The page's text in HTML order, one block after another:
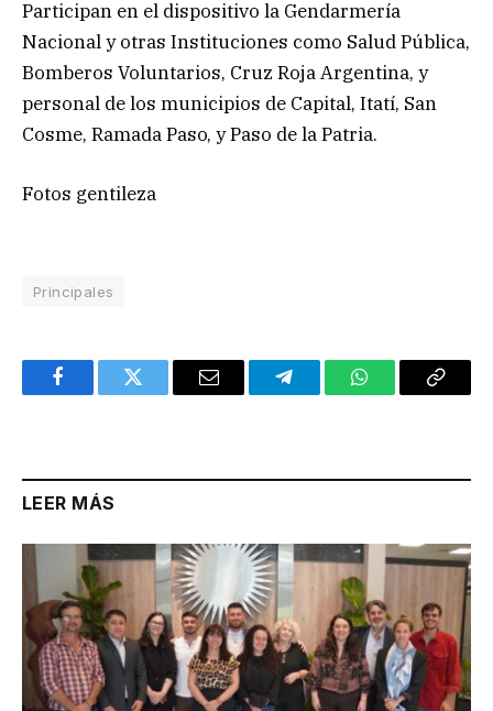
Participan en el dispositivo la Gendarmería
Nacional y otras Instituciones como Salud Pública,
Bomberos Voluntarios, Cruz Roja Argentina, y
personal de los municipios de Capital, Itatí, San
Cosme, Ramada Paso, y Paso de la Patria.
Fotos gentileza
Principales
FacebookTwitter Email TelegramWhatsAppCopy
LEER MÁS